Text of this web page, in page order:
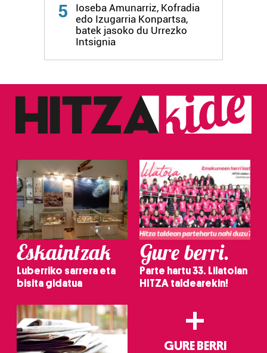
5
Ioseba Amunarriz, Kofradia
edo Izugarria Konpartsa,
batek jasoko du Urrezko
Intsignia
Eskaintzak
Luberriko sarrera eta
bisita gidatua
Gure berri.
Parte hartu 33. Lilatoian
HITZA taldearekin!
+
GURE BERRI